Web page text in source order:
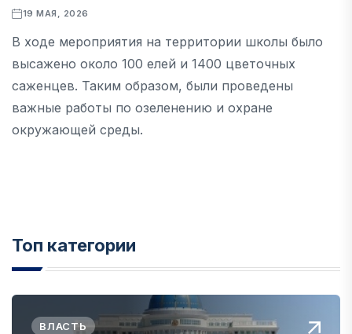
19 МАЯ, 2026
В ходе мероприятия на территории школы было
высажено около 100 елей и 1400 цветочных
саженцев. Таким образом, были проведены
важные работы по озеленению и охране
окружающей среды.
Топ категории
ВЛАСТЬ